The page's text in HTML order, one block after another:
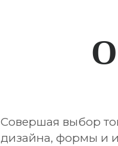
Совершая выбор
дизайна, формы и